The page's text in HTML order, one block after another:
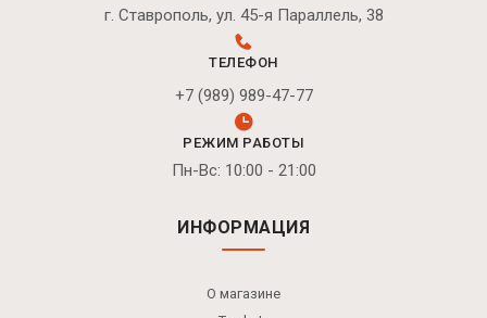
г. Ставрополь, ул. 45-я Параллель, 38
ТЕЛЕФОН
+7 (989) 989-47-77
РЕЖИМ РАБОТЫ
Пн-Вс: 10:00 - 21:00
ИНФОРМАЦИЯ
О магазине